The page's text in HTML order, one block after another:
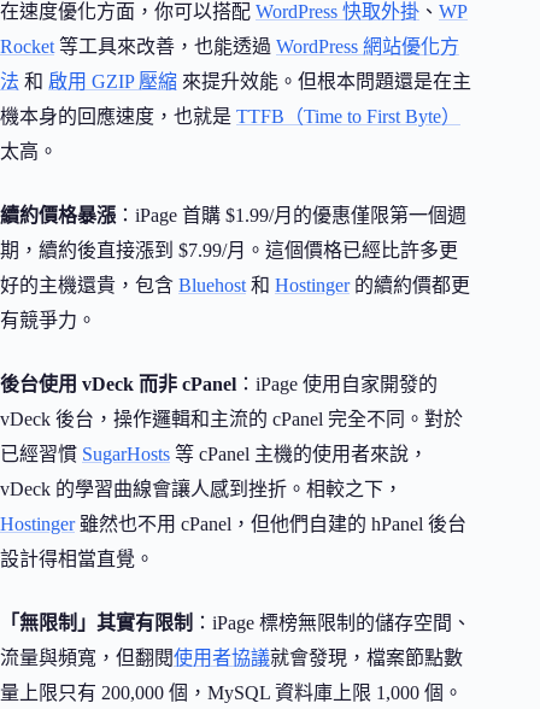
在速度優化方面，你可以搭配 WordPress 快取外掛 、 WP
Rocket 等工具來改善，也能透過 WordPress 網站優化方
法 和 啟用 GZIP 壓縮 來提升效能。但根本問題還是在主
機本身的回應速度，也就是 TTFB（Time to First Byte）
太高。
續約價格暴漲 ：iPage 首購 $1.99/月的優惠僅限第一個週
期，續約後直接漲到 $7.99/月。這個價格已經比許多更
好的主機還貴，包含 Bluehost 和 Hostinger的續約價都更
有競爭力。
後台使用 vDeck 而非 cPanel ：iPage 使用自家開發的
vDeck 後台，操作邏輯和主流的 cPanel 完全不同。對於
已經習慣 SugarHosts 等 cPanel 主機的使用者來說，
vDeck 的學習曲線會讓人感到挫折。相較之下，
Hostinger雖然也不用 cPanel，但他們自建的 hPanel 後台
設計得相當直覺。
「無限制」其實有限制 ：iPage 標榜無限制的儲存空間、
流量與頻寬，但翻閱使用者協議就會發現，檔案節點數
量上限只有 200,000 個，MySQL 資料庫上限 1,000 個。